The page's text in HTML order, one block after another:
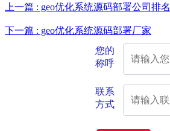
上一篇 : geo优化系统源码部署公司排名
下一篇 : geo优化系统源码部署厂家
您的
称呼
联系
方式